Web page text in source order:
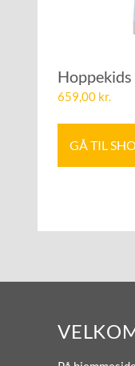
659,00 kr.
GÅ TIL